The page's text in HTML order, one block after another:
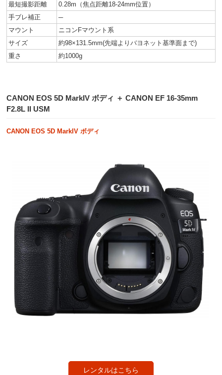
最短撮影距離
0.28m（焦点距離18-24mm位置）
手ブレ補正
─
マウント
ニコンFマウント系
サイズ
約98×131.5mm(先端よりバヨネット基準面まで)
重さ
約1000g
CANON EOS 5D MarkIV ボディ ＋ CANON EF 16-35mm
F2.8L II USM
CANON EOS 5D MarkIV ボディ
レンタルはこちら